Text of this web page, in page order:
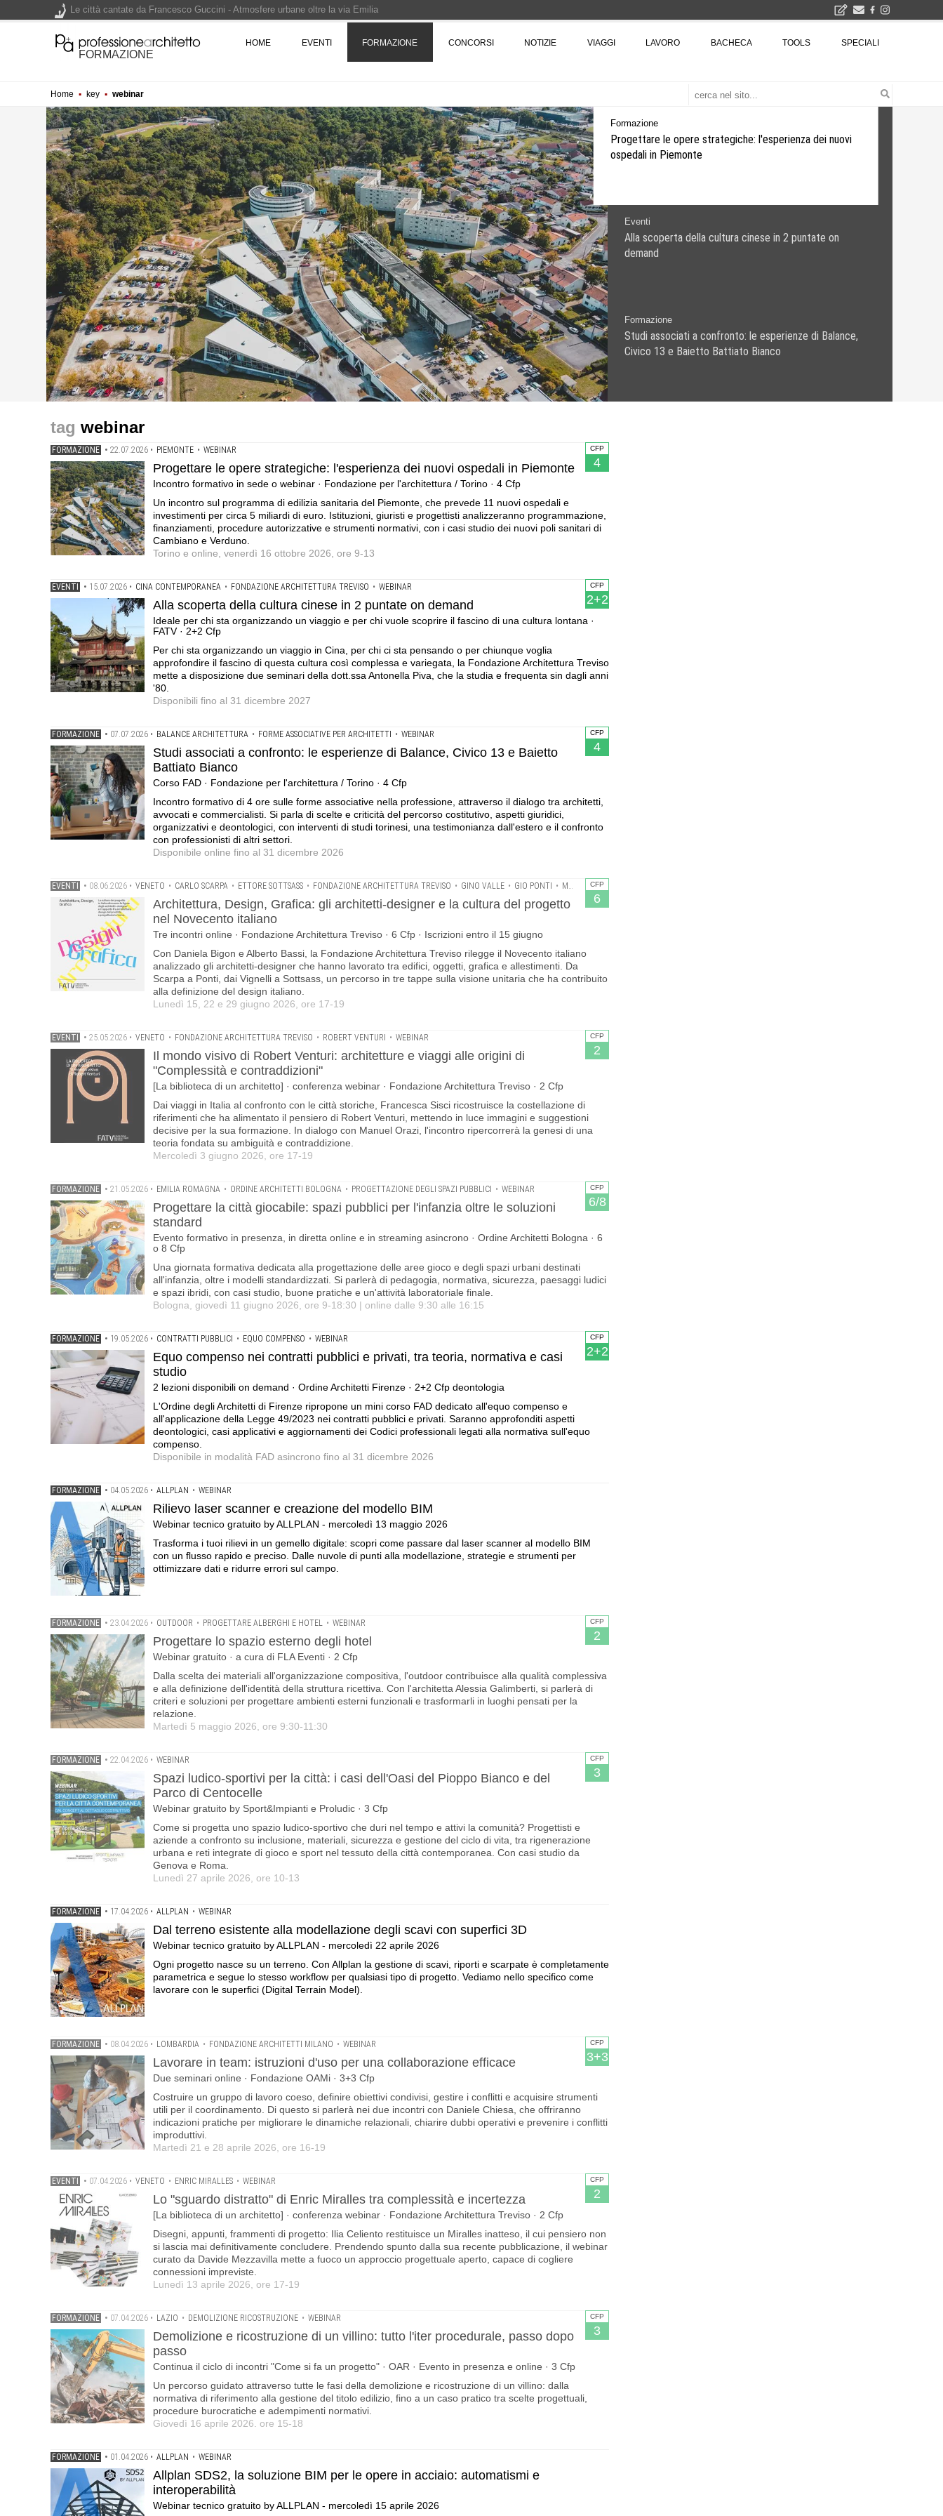
FORMAZIONE
HOME EVENTI FORMAZIONE CONCORSI NOTIZIE VIAGGI LAVORO BACHECA TOOLS SPECIALI
Home ▪ key ▪ webinar
· Fondazione per l'architettura / Torino · 4 Cfp
vuole scoprire il fascino di una cultura lontana · FATV · 2+2 Cfp
per l'architettura / Torino · 4 Cfp
Formazione
Progettare le opere strategiche: l'esperienza dei nuovi
ospedali in Piemonte
Eventi
Alla scoperta della cultura cinese in 2 puntate on
demand
Formazione
Studi associati a confronto: le esperienze di Balance,
Civico 13 e Baietto Battiato Bianco
webinar
CFP
4
FORMAZIONE • 22.07.2026 • PIEMONTE • WEBINAR
Progettare le opere strategiche: l'esperienza dei nuovi ospedali in Piemonte
Incontro formativo in sede o webinar · Fondazione per l'architettura / Torino · 4 Cfp
Un incontro sul programma di edilizia sanitaria del Piemonte, che prevede 11 nuovi ospedali e
investimenti per circa 5 miliardi di euro. Istituzioni, giuristi e progettisti analizzeranno programmazione,
finanziamenti, procedure autorizzative e strumenti normativi, con i casi studio dei nuovi poli sanitari di
Cambiano e Verduno.
Torino e online, venerdì 16 ottobre 2026, ore 9-13
CFP
2+2
EVENTI • 15.07.2026 • CINA CONTEMPORANEA • FONDAZIONE ARCHITETTURA TREVISO • WEBINAR
Alla scoperta della cultura cinese in 2 puntate on demand
Ideale per chi sta organizzando un viaggio e per chi vuole scoprire il fascino di una cultura lontana ·
FATV · 2+2 Cfp
Per chi sta organizzando un viaggio in Cina, per chi ci sta pensando o per chiunque voglia
approfondire il fascino di questa cultura così complessa e variegata, la Fondazione Architettura Treviso
mette a disposizione due seminari della dott.ssa Antonella Piva, che la studia e frequenta sin dagli anni
'80.
Disponibili fino al 31 dicembre 2027
CFP
4
FORMAZIONE • 07.07.2026 • BALANCE ARCHITETTURA • FORME ASSOCIATIVE PER ARCHITETTI • WEBINAR
Studi associati a confronto: le esperienze di Balance, Civico 13 e Baietto
Battiato Bianco
Corso FAD · Fondazione per l'architettura / Torino · 4 Cfp
Incontro formativo di 4 ore sulle forme associative nella professione, attraverso il dialogo tra architetti,
avvocati e commercialisti. Si parla di scelte e criticità del percorso costitutivo, aspetti giuridici,
organizzativi e deontologici, con interventi di studi torinesi, una testimonianza dall'estero e il confronto
con professionisti di altri settori.
Disponibile online fino al 31 dicembre 2026
CFP
6
EVENTI • 08.06.2026 • VENETO • CARLO SCARPA • ETTORE SOTTSASS • FONDAZIONE ARCHITETTURA TREVISO • GINO VALLE • GIO PONTI • MARCO ZANUSO
Architettura, Design, Grafica: gli architetti-designer e la cultura del progetto
nel Novecento italiano
Tre incontri online · Fondazione Architettura Treviso · 6 Cfp · Iscrizioni entro il 15 giugno
Con Daniela Bigon e Alberto Bassi, la Fondazione Architettura Treviso rilegge il Novecento italiano
analizzado gli architetti-designer che hanno lavorato tra edifici, oggetti, grafica e allestimenti. Da
Scarpa a Ponti, dai Vignelli a Sottsass, un percorso in tre tappe sulla visione unitaria che ha contribuito
alla definizione del design italiano.
Lunedì 15, 22 e 29 giugno 2026, ore 17-19
CFP
2
EVENTI • 25.05.2026 • VENETO • FONDAZIONE ARCHITETTURA TREVISO • ROBERT VENTURI • WEBINAR
Il mondo visivo di Robert Venturi: architetture e viaggi alle origini di
"Complessità e contraddizioni"
[La biblioteca di un architetto] · conferenza webinar · Fondazione Architettura Treviso · 2 Cfp
Dai viaggi in Italia al confronto con le città storiche, Francesca Sisci ricostruisce la costellazione di
riferimenti che ha alimentato il pensiero di Robert Venturi, mettendo in luce immagini e suggestioni
decisive per la sua formazione. In dialogo con Manuel Orazi, l'incontro ripercorrerà la genesi di una
teoria fondata su ambiguità e contraddizione.
Mercoledì 3 giugno 2026, ore 17-19
CFP
6/8
FORMAZIONE • 21.05.2026 • EMILIA ROMAGNA • ORDINE ARCHITETTI BOLOGNA • PROGETTAZIONE DEGLI SPAZI PUBBLICI • WEBINAR
Progettare la città giocabile: spazi pubblici per l'infanzia oltre le soluzioni
standard
Evento formativo in presenza, in diretta online e in streaming asincrono · Ordine Architetti Bologna · 6
o 8 Cfp
Una giornata formativa dedicata alla progettazione delle aree gioco e degli spazi urbani destinati
all'infanzia, oltre i modelli standardizzati. Si parlerà di pedagogia, normativa, sicurezza, paesaggi ludici
e spazi ibridi, con casi studio, buone pratiche e un'attività laboratoriale finale.
Bologna, giovedì 11 giugno 2026, ore 9-18:30 | online dalle 9:30 alle 16:15
CFP
2+2
FORMAZIONE • 19.05.2026 • CONTRATTI PUBBLICI • EQUO COMPENSO • WEBINAR
Equo compenso nei contratti pubblici e privati, tra teoria, normativa e casi
studio
2 lezioni disponibili on demand · Ordine Architetti Firenze · 2+2 Cfp deontologia
L'Ordine degli Architetti di Firenze ripropone un mini corso FAD dedicato all'equo compenso e
all'applicazione della Legge 49/2023 nei contratti pubblici e privati. Saranno approfonditi aspetti
deontologici, casi applicativi e aggiornamenti dei Codici professionali legati alla normativa sull'equo
compenso.
Disponibile in modalità FAD asincrono fino al 31 dicembre 2026
FORMAZIONE • 04.05.2026 • ALLPLAN • WEBINAR
Rilievo laser scanner e creazione del modello BIM
Webinar tecnico gratuito by ALLPLAN - mercoledì 13 maggio 2026
Trasforma i tuoi rilievi in un gemello digitale: scopri come passare dal laser scanner al modello BIM
con un flusso rapido e preciso. Dalle nuvole di punti alla modellazione, strategie e strumenti per
ottimizzare dati e ridurre errori sul campo.
CFP
2
FORMAZIONE • 23.04.2026 • OUTDOOR • PROGETTARE ALBERGHI E HOTEL • WEBINAR
Progettare lo spazio esterno degli hotel
Webinar gratuito · a cura di FLA Eventi · 2 Cfp
Dalla scelta dei materiali all'organizzazione compositiva, l'outdoor contribuisce alla qualità complessiva
e alla definizione dell'identità della struttura ricettiva. Con l'architetta Alessia Galimberti, si parlerà di
criteri e soluzioni per progettare ambienti esterni funzionali e trasformarli in luoghi pensati per la
relazione.
Martedì 5 maggio 2026, ore 9:30-11:30
CFP
3
FORMAZIONE • 22.04.2026 • WEBINAR
Spazi ludico-sportivi per la città: i casi dell'Oasi del Pioppo Bianco e del
Parco di Centocelle
Webinar gratuito by Sport&Impianti e Proludic · 3 Cfp
Come si progetta uno spazio ludico-sportivo che duri nel tempo e attivi la comunità? Progettisti e
aziende a confronto su inclusione, materiali, sicurezza e gestione del ciclo di vita, tra rigenerazione
urbana e reti integrate di gioco e sport nel tessuto della città contemporanea. Con casi studio da
Genova e Roma.
Lunedì 27 aprile 2026, ore 10-13
FORMAZIONE • 17.04.2026 • ALLPLAN • WEBINAR
Dal terreno esistente alla modellazione degli scavi con superfici 3D
Webinar tecnico gratuito by ALLPLAN - mercoledì 22 aprile 2026
Ogni progetto nasce su un terreno. Con Allplan la gestione di scavi, riporti e scarpate è completamente
parametrica e segue lo stesso workflow per qualsiasi tipo di progetto. Vediamo nello specifico come
lavorare con le superfici (Digital Terrain Model).
CFP
3+3
FORMAZIONE • 08.04.2026 • LOMBARDIA • FONDAZIONE ARCHITETTI MILANO • WEBINAR
Lavorare in team: istruzioni d'uso per una collaborazione efficace
Due seminari online · Fondazione OAMi · 3+3 Cfp
Costruire un gruppo di lavoro coeso, definire obiettivi condivisi, gestire i conflitti e acquisire strumenti
utili per il coordinamento. Di questo si parlerà nei due incontri con Daniele Chiesa, che offriranno
indicazioni pratiche per migliorare le dinamiche relazionali, chiarire dubbi operativi e prevenire i conflitti
improduttivi.
Martedì 21 e 28 aprile 2026, ore 16-19
CFP
2
EVENTI • 07.04.2026 • VENETO • ENRIC MIRALLES • WEBINAR
Lo "sguardo distratto" di Enric Miralles tra complessità e incertezza
[La biblioteca di un architetto] · conferenza webinar · Fondazione Architettura Treviso · 2 Cfp
Disegni, appunti, frammenti di progetto: Ilia Celiento restituisce un Miralles inatteso, il cui pensiero non
si lascia mai definitivamente concludere. Prendendo spunto dalla sua recente pubblicazione, il webinar
curato da Davide Mezzavilla mette a fuoco un approccio progettuale aperto, capace di cogliere
connessioni impreviste.
Lunedì 13 aprile 2026, ore 17-19
CFP
3
FORMAZIONE • 07.04.2026 • LAZIO • DEMOLIZIONE RICOSTRUZIONE • WEBINAR
Demolizione e ricostruzione di un villino: tutto l'iter procedurale, passo dopo
passo
Continua il ciclo di incontri "Come si fa un progetto" · OAR · Evento in presenza e online · 3 Cfp
Un percorso guidato attraverso tutte le fasi della demolizione e ricostruzione di un villino: dalla
normativa di riferimento alla gestione del titolo edilizio, fino a un caso pratico tra scelte progettuali,
procedure burocratiche e adempimenti normativi.
Giovedì 16 aprile 2026. ore 15-18
FORMAZIONE • 01.04.2026 • ALLPLAN • WEBINAR
Allplan SDS2, la soluzione BIM per le opere in acciaio: automatismi e
interoperabilità
Webinar tecnico gratuito by ALLPLAN - mercoledì 15 aprile 2026
Le città cantate da Francesco Guccini - Atmosfere urbane oltre la via Emilia
200 manifesti per i 200 anni di Carlo Collodi, creatore di Pinocchio - Call di grafica promossa dal Museo MAGMA per la realizzazione di una mostra